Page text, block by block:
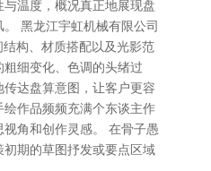
温度，概况真正地展现盘
黑龙江宇虹机械有限公司
构、材质搭配以及光影范
细变化、色调的头绪过
达盘算意图，让客户更容
作品频频充满个东谈主作
角和创作灵感。 在骨子愚
期的草图抒发或要点区域